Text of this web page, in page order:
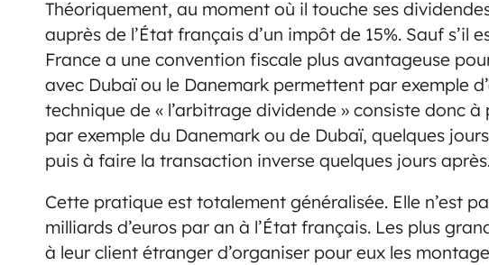
Théoriquement, au moment où il touche ses
auprès de l’État français d’un impôt de 15%. Sauf s’il
France a une convention fiscale plus avantageuse
avec Dubaï ou le Danemark permettent par exemple
technique de « l’arbitrage dividende » consiste donc
par exemple du Danemark ou de Dubaï, quelques
puis à faire la transaction inverse quelques jours
Cette pratique est totalement généralisée. Elle n’est
milliards d’euros par an à l’État français. Les plus
à leur client étranger d’organiser pour eux les